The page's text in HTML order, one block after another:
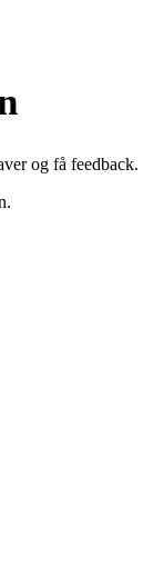
og få feedback.